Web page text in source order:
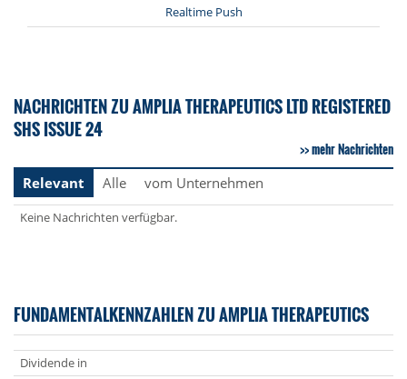
Realtime Push
NACHRICHTEN ZU AMPLIA THERAPEUTICS LTD REGISTERED
SHS ISSUE 24
mehr Nachrichten
Relevant
Alle vom Unternehmen
Keine Nachrichten verfügbar.
FUNDAMENTALKENNZAHLEN ZU AMPLIA THERAPEUTICS
Dividende in